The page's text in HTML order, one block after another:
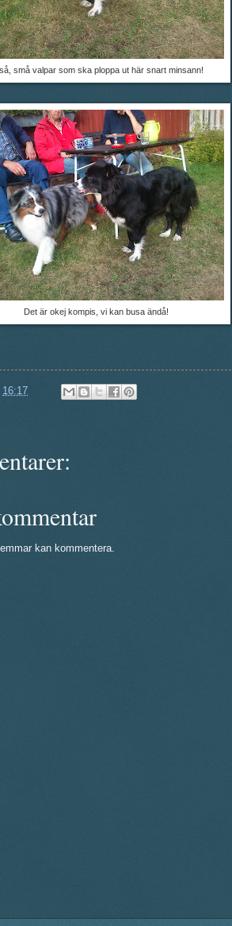
små valpar som ska ploppa ut här snart minsann!
Det är okej kompis, vi kan busa ändå!
16:17
kan kommentera.